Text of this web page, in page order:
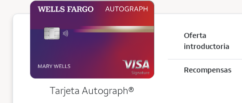
TarjetaAutograph®
Oferta
introductoria
Recompensas